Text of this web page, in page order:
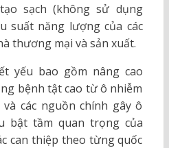
sạch (không sử dụng
suất năng lượng của các
thương mại và sản xuất.
yếu bao gồm nâng cao
bệnh tật cao từ ô nhiễm
các nguồn chính gây ô
bật tầm quan trọng của
can thiệp theo từng quốc